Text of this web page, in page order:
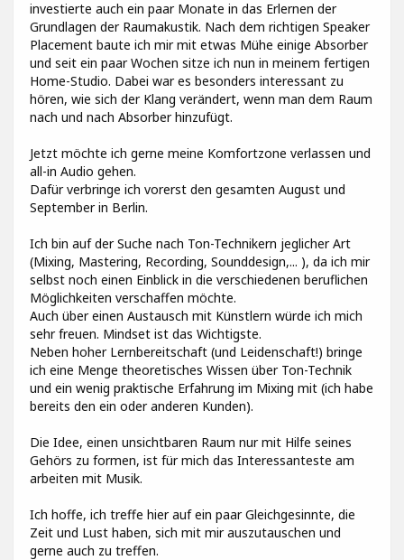
investierte auch ein paar Monate in das Erlernen der
Grundlagen der Raumakustik. Nach dem richtigen Speaker
Placement baute ich mir mit etwas Mühe einige Absorber
und seit ein paar Wochen sitze ich nun in meinem fertigen
Home-Studio. Dabei war es besonders interessant zu
hören, wie sich der Klang verändert, wenn man dem Raum
nach und nach Absorber hinzufügt.
Jetzt möchte ich gerne meine Komfortzone verlassen und
all-in Audio gehen.
Dafür verbringe ich vorerst den gesamten August und
September in Berlin.
Ich bin auf der Suche nach Ton-Technikern jeglicher Art
(Mixing, Mastering, Recording, Sounddesign,... ), da ich mir
selbst noch einen Einblick in die verschiedenen beruflichen
Möglichkeiten verschaffen möchte.
Auch über einen Austausch mit Künstlern würde ich mich
sehr freuen. Mindset ist das Wichtigste.
Neben hoher Lernbereitschaft (und Leidenschaft!) bringe
ich eine Menge theoretisches Wissen über Ton-Technik
und ein wenig praktische Erfahrung im Mixing mit (ich habe
bereits den ein oder anderen Kunden).
Die Idee, einen unsichtbaren Raum nur mit Hilfe seines
Gehörs zu formen, ist für mich das Interessanteste am
arbeiten mit Musik.
Ich hoffe, ich treffe hier auf ein paar Gleichgesinnte, die
Zeit und Lust haben, sich mit mir auszutauschen und
gerne auch zu treffen.